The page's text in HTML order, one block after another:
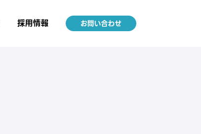
採用情報 お問い合わせ